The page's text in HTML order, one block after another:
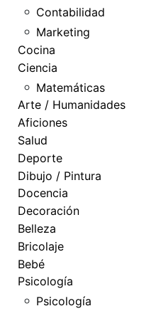
Contabilidad
Marketing
Cocina
Ciencia
Matemáticas
Arte / Humanidades
Aficiones
Salud
Deporte
Dibujo / Pintura
Docencia
Decoración
Belleza
Bricolaje
Bebé
Psicología
Psicología